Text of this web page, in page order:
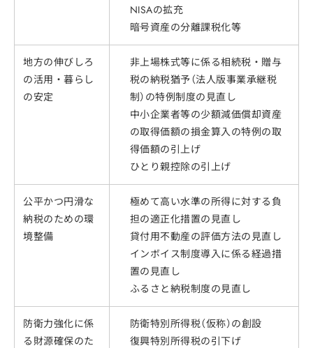
NISAの拡充
暗号資産の分離課税化等
地方の伸びしろ
の活用・暮らし
の安定
非上場株式等に係る相続税・贈与
税の納税猶予（法人版事業承継税
制）の特例制度の見直し
中小企業者等の少額減価償却資産
の取得価額の損金算入の特例の取
得価額の引上げ
ひとり親控除の引上げ
公平かつ円滑な
納税のための環
境整備
極めて高い水準の所得に対する負
担の適正化措置の見直し
貸付用不動産の評価方法の見直し
インボイス制度導入に係る経過措
置の見直し
ふるさと納税制度の見直し
防衛力強化に係
る財源確保のた
防衛特別所得税（仮称）の創設
復興特別所得税の引下げ